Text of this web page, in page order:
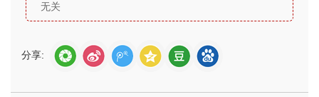
无关
分享: